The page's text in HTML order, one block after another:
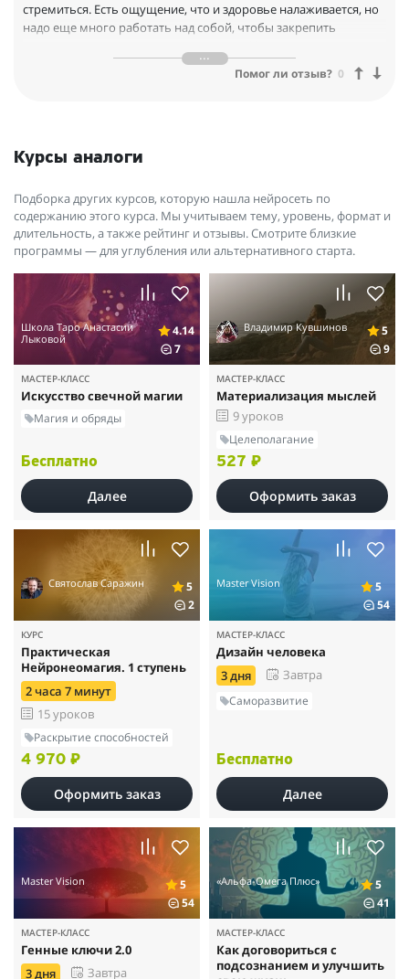
стремиться. Есть ощущение, что и здоровье налаживается, но
надо еще много работать над собой, чтобы закрепить
совершенству. Спасибо за вашу работу. Обязательно пойду на
Помог ли отзыв? 0
Курсы аналоги
Подборка других курсов, которую нашла нейросеть по
содержанию этого курса. Мы учитываем тему, уровень, формат и
длительность, а также рейтинг и отзывы. Смотрите близкие
программы — для углубления или альтернативного старта.
Школа Таро Анастасии
Лыковой
4.14
7
МАСТЕР-КЛАСС
Искусство свечной магии
Магия и обряды
Бесплатно
Далее
Владимир Кувшинов
5
9
МАСТЕР-КЛАСС
Материализация мыслей
9 уроков
Целеполагание
527 ₽
Оформить заказ
Святослав Саражин
5
2
КУРС
Практическая
Нейронеомагия. 1 ступень
2 часа 7 минут
15 уроков
Раскрытие способностей
4 970 ₽
Оформить заказ
Master Vision
5
54
МАСТЕР-КЛАСС
Дизайн человека
3 дня
Завтра
Саморазвитие
Бесплатно
Далее
Master Vision
5
54
МАСТЕР-КЛАСС
Генные ключи 2.0
3 дня
Завтра
«Альфа-Омега Плюс»
5
41
МАСТЕР-КЛАСС
Как договориться с
подсознанием и улучшить